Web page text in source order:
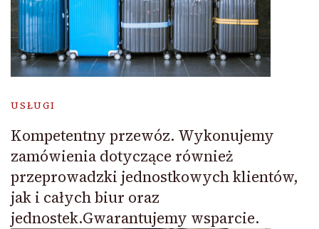
USŁUGI
Kompetentny przewóz. Wykonujemy
zamówienia dotyczące również
przeprowadzki jednostkowych klientów,
jak i całych biur oraz
jednostek.Gwarantujemy wsparcie.